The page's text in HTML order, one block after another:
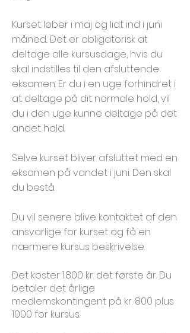
Kurset løber i maj og lidt ind i juni
måned.. Det er obligatorisk at
deltage alle kursusdage, hvis du
skal indstilles til den afsluttende
eksamen. Er du i en uge forhindret i
at deltage på dit normale hold, vil
du i den uge kunne deltage på det
andet hold.
Selve kurset bliver afsluttet med en
eksamen på vandet i juni. Den skal
du bestå.
Du vil senere blive kontaktet af den
ansvarlige for kurset og få en
nærmere kursus beskrivelse.
Det koster 1.800 kr. det første år. Du
betaler det årlige
medlemskontingent på kr. 800 plus
1000 for kursus.